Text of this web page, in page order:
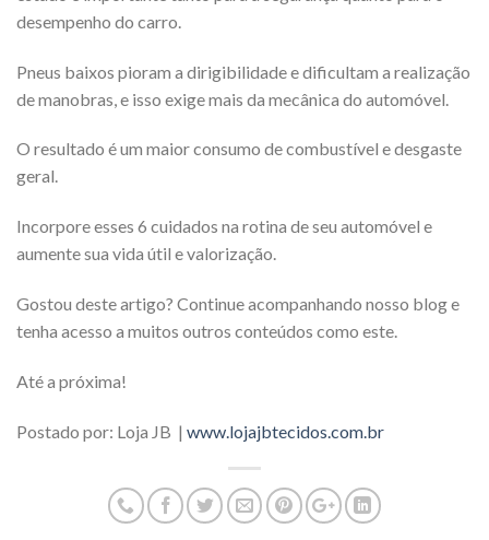
desempenho do carro.
Pneus baixos pioram a dirigibilidade e dificultam a realização
de manobras, e isso exige mais da mecânica do automóvel.
O resultado é um maior consumo de combustível e desgaste
geral.
Incorpore esses 6 cuidados na rotina de seu automóvel e
aumente sua vida útil e valorização.
Gostou deste artigo? Continue acompanhando nosso blog e
tenha acesso a muitos outros conteúdos como este.
Até a próxima!
Postado por: Loja JB | www.lojajbtecidos.com.br